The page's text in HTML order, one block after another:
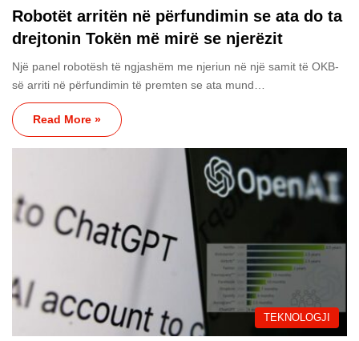
Robotët arritën në përfundimin se ata do ta
drejtonin Tokën më mirë se njerëzit
Një panel robotësh të ngjashëm me njeriun në një samit të OKB-
së arriti në përfundimin të premten se ata mund…
Read More »
TEKNOLOGJI